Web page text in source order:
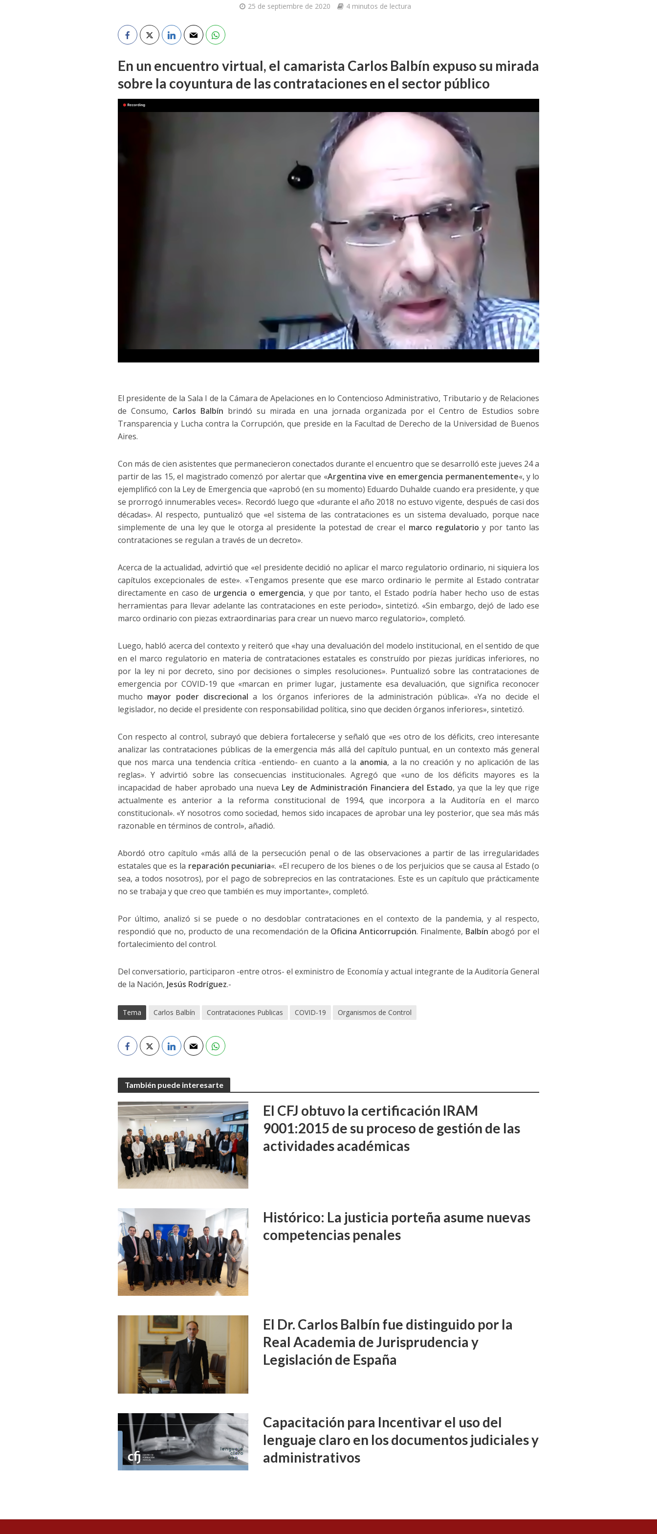
25 de septiembre de 2020 4 minutos de lectura
En un encuentro virtual, el camarista Carlos Balbín expuso su mirada
sobre la coyuntura de las contrataciones en el sector público
El presidente de la Sala I de la Cámara de Apelaciones en lo Contencioso Administrativo, Tributario y de Relaciones
de Consumo, Carlos Balbín brindó su mirada en una jornada organizada por el Centro de Estudios sobre
Transparencia y Lucha contra la Corrupción, que preside en la Facultad de Derecho de la Universidad de Buenos
Aires.
Con más de cien asistentes que permanecieron conectados durante el encuentro que se desarrolló este jueves 24 a
partir de las 15, el magistrado comenzó por alertar que «Argentina vive en emergencia permanentemente«, y lo
ejemplificó con la Ley de Emergencia que «aprobó (en su momento) Eduardo Duhalde cuando era presidente, y que
se prorrogó innumerables veces». Recordó luego que «durante el año 2018 no estuvo vigente, después de casi dos
décadas». Al respecto, puntualizó que «el sistema de las contrataciones es un sistema devaluado, porque nace
simplemente de una ley que le otorga al presidente la potestad de crear el marco regulatorioy por tanto las
contrataciones se regulan a través de un decreto».
Acerca de la actualidad, advirtió que «el presidente decidió no aplicar el marco regulatorio ordinario, ni siquiera los
capítulos excepcionales de este». «Tengamos presente que ese marco ordinario le permite al Estado contratar
directamente en caso de urgencia o emergencia, y que por tanto, el Estado podría haber hecho uso de estas
herramientas para llevar adelante las contrataciones en este periodo», sintetizó. «Sin embargo, dejó de lado ese
marco ordinario con piezas extraordinarias para crear un nuevo marco regulatorio», completó.
Luego, habló acerca del contexto y reiteró que «hay una devaluación del modelo institucional, en el sentido de que
en el marco regulatorio en materia de contrataciones estatales es construído por piezas jurídicas inferiores, no
por la ley ni por decreto, sino por decisiones o simples resoluciones». Puntualizó sobre las contrataciones de
emergencia por COVID-19 que «marcan en primer lugar, justamente esa devaluación, que significa reconocer
mucho mayor poder discrecional a los órganos inferiores de la administración pública». «Ya no decide el
legislador, no decide el presidente con responsabilidad política, sino que deciden órganos inferiores», sintetizó.
Con respecto al control, subrayó que debiera fortalecerse y señaló que «es otro de los déficits, creo interesante
analizar las contrataciones públicas de la emergencia más allá del capítulo puntual, en un contexto más general
que nos marca una tendencia crítica -entiendo- en cuanto a la anomia, a la no creación y no aplicación de las
reglas». Y advirtió sobre las consecuencias institucionales. Agregó que «uno de los déficits mayores es la
incapacidad de haber aprobado una nueva Ley de Administración Financiera del Estado, ya que la ley que rige
actualmente es anterior a la reforma constitucional de 1994, que incorpora a la Auditoría en el marco
constitucional». «Y nosotros como sociedad, hemos sido incapaces de aprobar una ley posterior, que sea más más
razonable en términos de control», añadió.
Abordó otro capítulo «más allá de la persecución penal o de las observaciones a partir de las irregularidades
estatales que es la reparación pecuniaria«. «El recupero de los bienes o de los perjuicios que se causa al Estado (o
sea, a todos nosotros), por el pago de sobreprecios en las contrataciones. Este es un capítulo que prácticamente
no se trabaja y que creo que también es muy importante», completó.
Por último, analizó si se puede o no desdoblar contrataciones en el contexto de la pandemia, y al respecto,
respondió que no, producto de una recomendación de la Oficina Anticorrupción. Finalmente, Balbín abogó por el
fortalecimiento del control.
Del conversatiorio, participaron -entre otros- el exministro de Economía y actual integrante de la Auditoría General
de la Nación, Jesús Rodríguez.-
Tema Carlos Balbín Contrataciones Publicas COVID-19 Organismos de Control
También puede interesarte
El CFJ obtuvo la certificación IRAM
9001:2015 de su proceso de gestión de las
actividades académicas
Histórico: La justicia porteña asume nuevas
competencias penales
El Dr. Carlos Balbín fue distinguido por la
Real Academia de Jurisprudencia y
Legislación de España
Capacitación para Incentivar el uso del
lenguaje claro en los documentos judiciales y
administrativos